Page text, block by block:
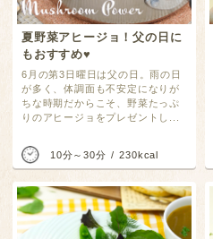
夏野菜アヒージョ！父の日に
もおすすめ♥
6月の第3日曜日は父の日。雨の日
が多く、体調面も不安定になりが
ちな時期だからこそ、野菜たっぷ
りのアヒージョをプレゼントし...
10分～30分 230kcal